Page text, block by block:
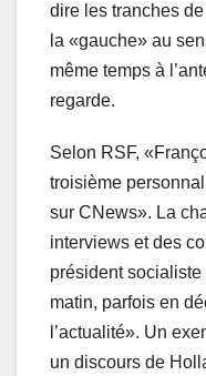
dire les tranches
la «gauche» au
même temps à
regarde.
Selon RSF,
troisième
sur CNews». La
interviews et des
président
matin, parfois en
l’actualité». Un
un discours de